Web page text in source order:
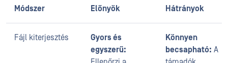
Módszer Előnyök Hátrányok
Fájl kiterjesztés
Gyors és
egyszerű:
Könnyen
becsapható: A